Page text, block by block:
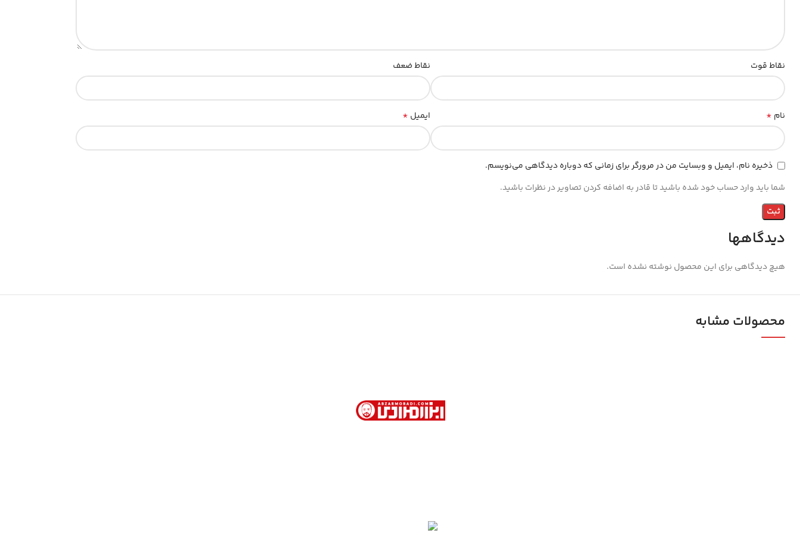
دیدگاهها
هیچ دیدگاهی برای این محصول نوشته نشده است.
نقاط قوت نقاط ضعف
نام * ایمیل *
ذخیره نام، ایمیل و وبسایت من در مرورگر برای زمانی که دوباره دیدگاهی می‌نویسم.
شما باید وارد حساب خود شده باشید تا قادر به اضافه کردن تصاویر در نظرات باشید.
محصولات مشابه